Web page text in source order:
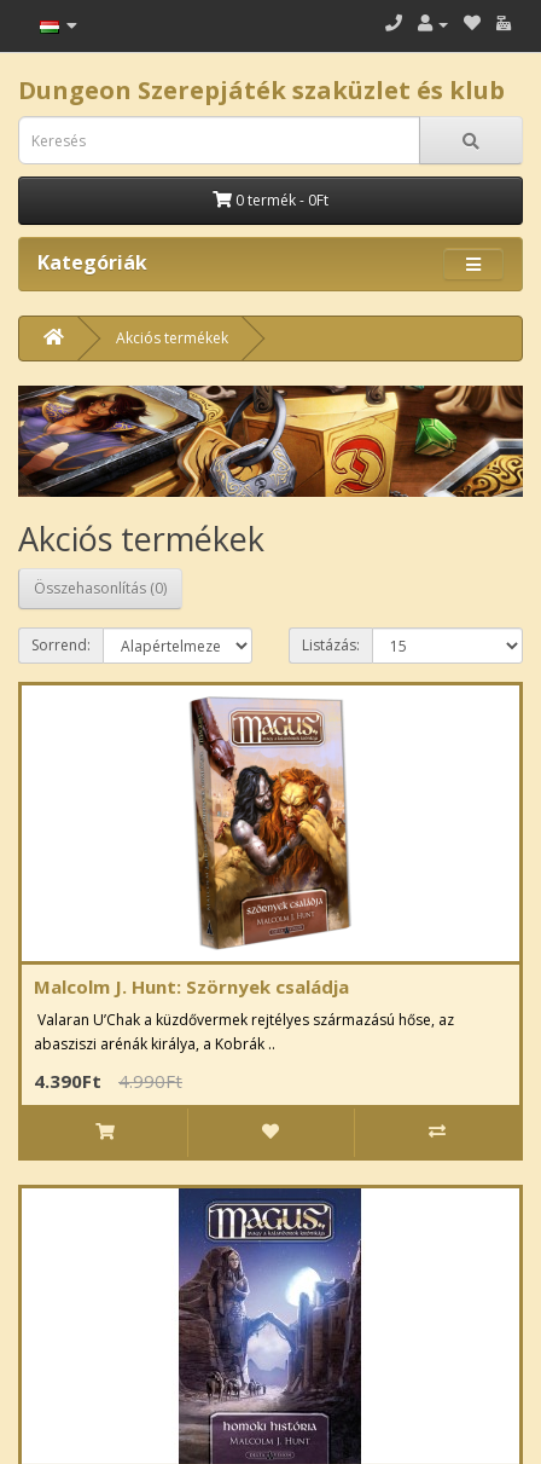
Dungeon Szerepjáték szaküzlet és klub
0 termék - 0Ft
Kategóriák
Akciós termékek
Akciós termékek
Összehasonlítás (0)
Sorrend: Listázás:
Malcolm J. Hunt: Szörnyek családja
Valaran U’Chak a küzdővermek rejtélyes származású hőse, az
abasziszi arénák királya, a Kobrák ..
4.390Ft 4.990Ft